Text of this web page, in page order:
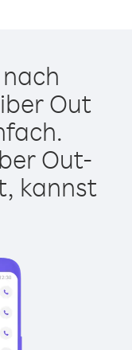
Out
Out-
kannst